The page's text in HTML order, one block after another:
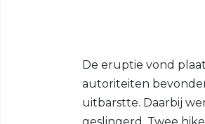
De eruptie vond
autoriteiten
uitbarstte. Daarbij
geslingerd. Twee